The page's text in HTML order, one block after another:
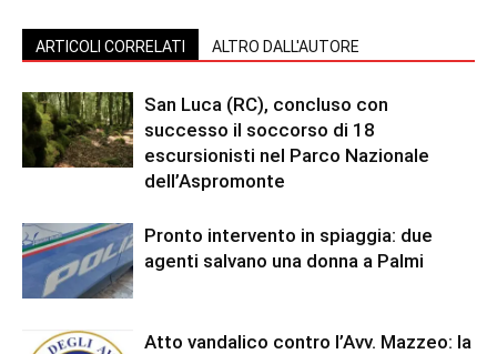
ARTICOLI CORRELATI ALTRO DALL'AUTORE
San Luca (RC), concluso con
successo il soccorso di 18
escursionisti nel Parco Nazionale
dell’Aspromonte
Pronto intervento in spiaggia: due
agenti salvano una donna a Palmi
Atto vandalico contro l’Avv. Mazzeo: la